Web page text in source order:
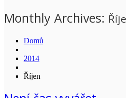
Monthly Archives:
Domů
2014
Říjen